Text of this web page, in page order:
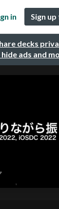
decks
ads and
in Sign